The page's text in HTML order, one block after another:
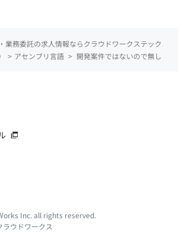
業務委託の求人情報ならクラウドワークステック
> アセンブリ言語 > 開発案件ではないので無し
Inc. all rights reserved.
ラウドワークス